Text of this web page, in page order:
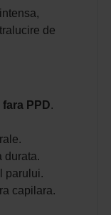
de
fara PPD.
durata.
parului.
capilara.